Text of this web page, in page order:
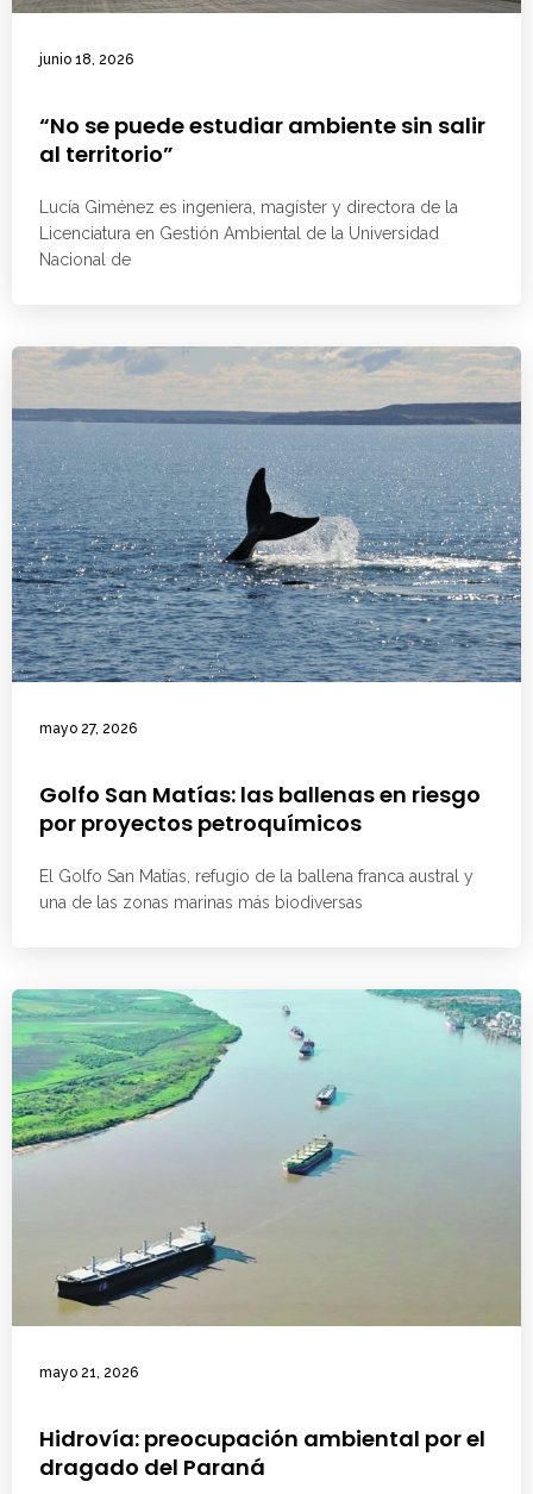
junio 18, 2026
“No se puede estudiar ambiente sin salir
al territorio”
Lucía Giménez es ingeniera, magíster y directora de la
Licenciatura en Gestión Ambiental de la Universidad
Nacional de
mayo 27, 2026
Golfo San Matías: las ballenas en riesgo
por proyectos petroquímicos
El Golfo San Matías, refugio de la ballena franca austral y
una de las zonas marinas más biodiversas
mayo 21, 2026
Hidrovía: preocupación ambiental por el
dragado del Paraná